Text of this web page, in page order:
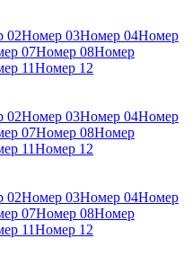
02Номер 03Номер 04Номер
07Номер 08Номер
11Номер 12
02Номер 03Номер 04Номер
07Номер 08Номер
11Номер 12
02Номер 03Номер 04Номер
07Номер 08Номер
11Номер 12